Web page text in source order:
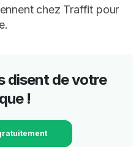
chez Traffit pour
disent de votre
!